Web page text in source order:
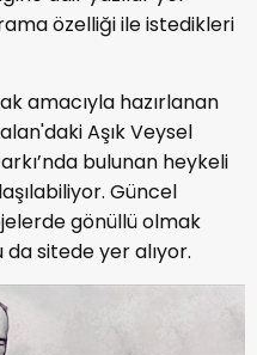
özelliği ile istedikleri
amacıyla hazırlanan
Aşık Veysel
bulunan heykeli
Güncel
gönüllü olmak
sitede yer alıyor.